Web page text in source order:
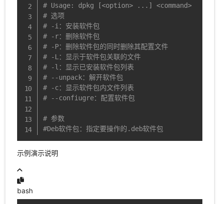
# Usage: dpkg [<option> ...] <command>
# 选项
# -i：安装软件包
# -r：删除软件包
# -P：删除软件包的同时删除其配置文件
# -L：显示于软件包关联的文件
# -l：显示已安装软件包列表
# --unpack：解开软件包
# -c：显示软件包内文件列表
# --confiugre：配置软件包
# 参数
#Deb软件包：指定要操作的.deb软件包
示例演示说明
bash